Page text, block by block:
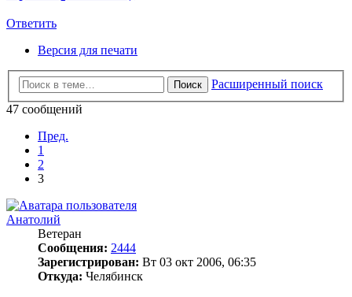
Ответить
Версия для печати
Поиск
Расширенный поиск
47 сообщений
Пред.
1
2
3
Анатолий
Ветеран
Сообщения: 2444
Зарегистрирован: Вт 03 окт 2006, 06:35
Откуда: Челябинск